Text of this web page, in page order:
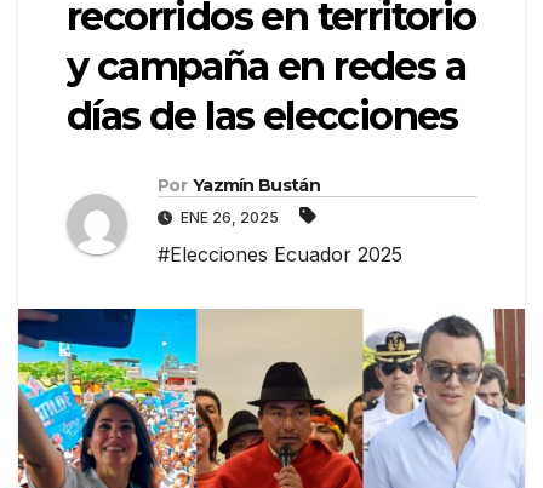
recorridos en territorio
y campaña en redes a
días de las elecciones
Por Yazmín Bustán
ENE 26, 2025
#Elecciones Ecuador 2025